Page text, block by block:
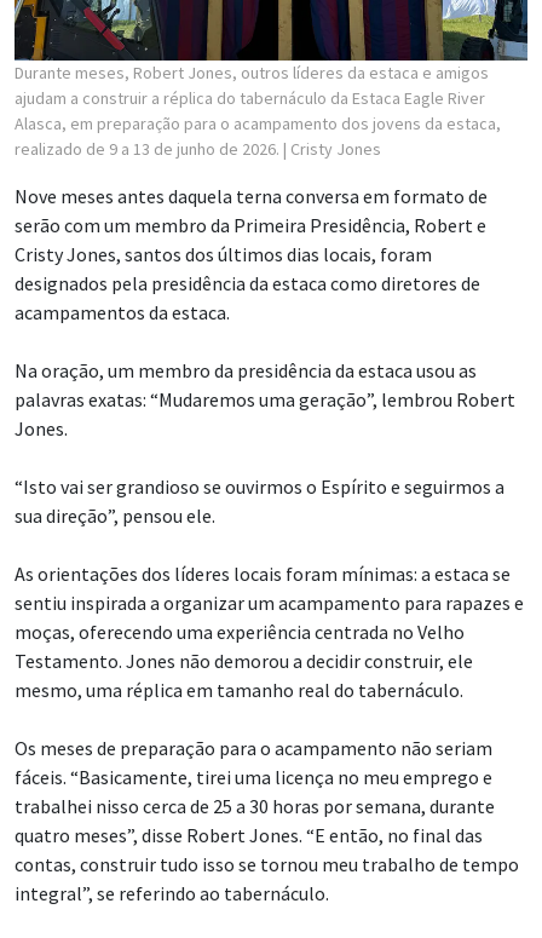
Durante meses, Robert Jones, outros líderes da estaca e amigos
ajudam a construir a réplica do tabernáculo da Estaca Eagle River
Alasca, em preparação para o acampamento dos jovens da estaca,
realizado de 9 a 13 de junho de 2026. | Cristy Jones
Nove meses antes daquela terna conversa em formato de
serão com um membro da Primeira Presidência, Robert e
Cristy Jones, santos dos últimos dias locais, foram
designados pela presidência da estaca como diretores de
acampamentos da estaca.
Na oração, um membro da presidência da estaca usou as
palavras exatas: “Mudaremos uma geração”, lembrou Robert
Jones.
“Isto vai ser grandioso se ouvirmos o Espírito e seguirmos a
sua direção”, pensou ele.
As orientações dos líderes locais foram mínimas: a estaca se
sentiu inspirada a organizar um acampamento para rapazes e
moças, oferecendo uma experiência centrada no Velho
Testamento. Jones não demorou a decidir construir, ele
mesmo, uma réplica em tamanho real do tabernáculo.
Os meses de preparação para o acampamento não seriam
fáceis. “Basicamente, tirei uma licença no meu emprego e
trabalhei nisso cerca de 25 a 30 horas por semana, durante
quatro meses”, disse Robert Jones. “E então, no final das
contas, construir tudo isso se tornou meu trabalho de tempo
integral”, se referindo ao tabernáculo.